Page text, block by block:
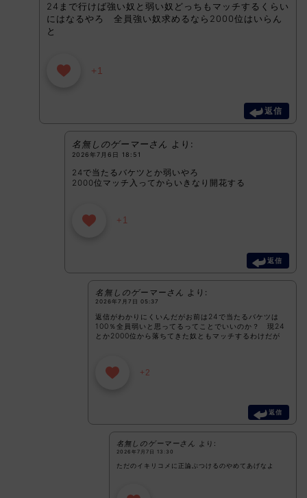
24まで行けば強い奴と弱い奴どっちもマッチするくらい
にはなるやろ 全員強い奴求めるなら2000位はいらん
と
+1
返信
名無しのゲーマーさん より:
2026年7月6日 18:51
24で当たるバケツとか弱いやろ
2000位マッチ入ってからいきなり開花する
+1
返信
名無しのゲーマーさん より:
2026年7月7日 05:37
返信がわかりにくいんだがお前は24で当たるバケツは
100％全員弱いと思ってるってことでいいのか？ 現24
とか2000位から落ちてきた奴ともマッチするわけだが
+2
返信
名無しのゲーマーさん より:
2026年7月7日 13:30
ただのイキリコメに正論ぶつけるのやめてあげなよ